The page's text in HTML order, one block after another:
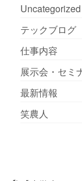
Uncategorized
テックブログ
仕事内容
展示会・セミ
最新情報
笑農人